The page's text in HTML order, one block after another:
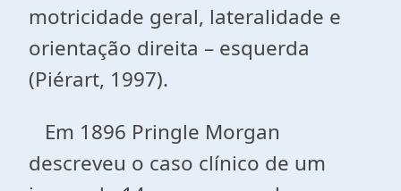
motricidade geral, lateralidade e
orientação direita – esquerda
(Piérart, 1997).
Em 1896 Pringle Morgan
descreveu o caso clínico de um